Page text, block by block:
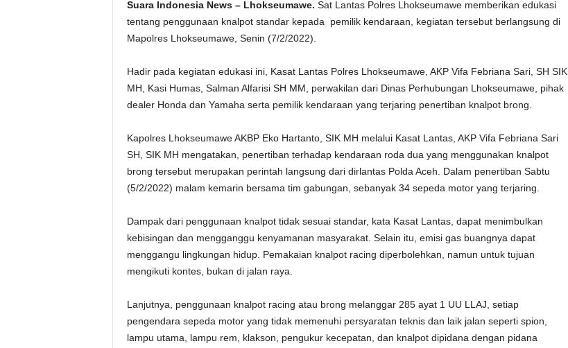
Suara Indonesia News – Lhokseumawe. Sat Lantas Polres Lhokseumawe memberikan edukasi
tentang penggunaan knalpot standar kepada pemilik kendaraan, kegiatan tersebut berlangsung di
Mapolres Lhokseumawe, Senin (7/2/2022).
Hadir pada kegiatan edukasi ini, Kasat Lantas Polres Lhokseumawe, AKP Vifa Febriana Sari, SH SIK,
MH, Kasi Humas, Salman Alfarisi SH MM, perwakilan dari Dinas Perhubungan Lhokseumawe, pihak
dealer Honda dan Yamaha serta pemilik kendaraan yang terjaring penertiban knalpot brong.
Kapolres Lhokseumawe AKBP Eko Hartanto, SIK MH melalui Kasat Lantas, AKP Vifa Febriana Sari
SH, SIK MH mengatakan, penertiban terhadap kendaraan roda dua yang menggunakan knalpot
brong tersebut merupakan perintah langsung dari dirlantas Polda Aceh. Dalam penertiban Sabtu
(5/2/2022) malam kemarin bersama tim gabungan, sebanyak 34 sepeda motor yang terjaring.
Dampak dari penggunaan knalpot tidak sesuai standar, kata Kasat Lantas, dapat menimbulkan
kebisingan dan mengganggu kenyamanan masyarakat. Selain itu, emisi gas buangnya dapat
menggangu lingkungan hidup. Pemakaian knalpot racing diperbolehkan, namun untuk tujuan
mengikuti kontes, bukan di jalan raya.
Lanjutnya, penggunaan knalpot racing atau brong melanggar 285 ayat 1 UU LLAJ, setiap
pengendara sepeda motor yang tidak memenuhi persyaratan teknis dan laik jalan seperti spion,
lampu utama, lampu rem, klakson, pengukur kecepatan, dan knalpot dipidana dengan pidana